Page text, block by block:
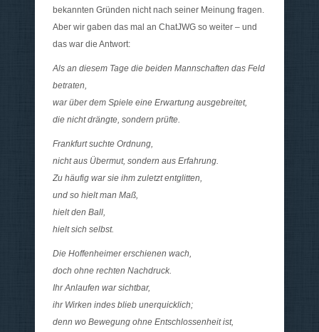
bekannten Gründen nicht nach seiner Meinung fragen.
Aber wir gaben das mal an ChatJWG so weiter – und
das war die Antwort:
Als an diesem Tage die beiden Mannschaften das Feld
betraten,
war über dem Spiele eine Erwartung ausgebreitet,
die nicht drängte, sondern prüfte.
Frankfurt suchte Ordnung,
nicht aus Übermut, sondern aus Erfahrung.
Zu häufig war sie ihm zuletzt entglitten,
und so hielt man Maß,
hielt den Ball,
hielt sich selbst.
Die Hoffenheimer erschienen wach,
doch ohne rechten Nachdruck.
Ihr Anlaufen war sichtbar,
ihr Wirken indes blieb unerquicklich;
denn wo Bewegung ohne Entschlossenheit ist,